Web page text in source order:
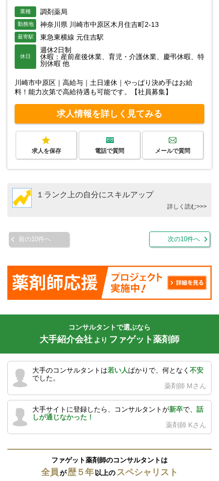
業種 調剤薬局
勤務地 神奈川県 川崎市中原区木月住吉町2-13
最寄駅 東急東横線 元住吉駅
休日
週休2日制
休暇：産前産後休業、育児・介護休業、慶弔休暇、特
別休暇 他
川崎市中原区｜高給与｜土日連休｜やっぱり決め手はお給
料！能力次第で高給待遇も可能です。【社員募集】
求人情報を詳しく見てみる
求人を保存 電話で質問 メールで質問
１ランク上の自分にスキルアップ
詳しく読む>>>
前の10件へ 次の10件へ
コンサルタントで選ぶなら
大手紹介会社 より ファゲット薬剤師
大手のコンサルタントは若い人ばかりで、何となく 不安
でした。
薬剤師 Mさん
大手サイトに登録したら、コンサルタントが新卒で、 話
しが通じなかった！
薬剤師 Kさん
ファゲット薬剤師のコンサルタントは
全員が歴５年以上のスペシャリスト